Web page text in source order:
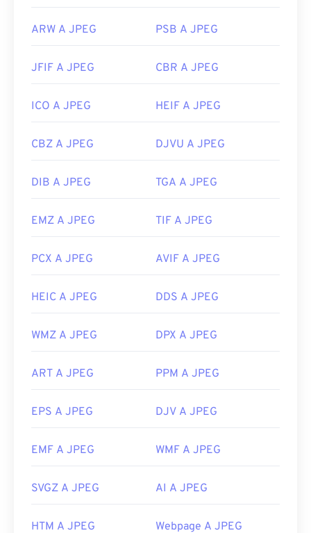
ARW A JPEG PSB A JPEG
JFIF A JPEG CBR A JPEG
ICO A JPEG HEIF A JPEG
CBZ A JPEG DJVU A JPEG
DIB A JPEG TGA A JPEG
EMZ A JPEG TIF A JPEG
PCX A JPEG AVIF A JPEG
HEIC A JPEG DDS A JPEG
WMZ A JPEG DPX A JPEG
ART A JPEG PPM A JPEG
EPS A JPEG DJV A JPEG
EMF A JPEG WMF A JPEG
SVGZ A JPEG AI A JPEG
HTM A JPEG Webpage A JPEG